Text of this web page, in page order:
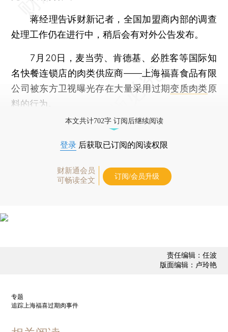
蒋经理告诉财新记者，全国加盟商内部的调查
处理工作仍在进行中，稍后会有对外公告发布。
7月20日，麦当劳、肯德基、必胜客等国际知
名快餐连锁店的肉类供应商——上海福喜食品有限
公司被东方卫视曝光存在大量采用过期变质肉类原
料的行为。
本文共计702字 订阅后继续阅读
登录 后获取已订阅的阅读权限
财新通会员
可畅读全文
订阅/会员升级
责任编辑：任波
版面编辑：卢玲艳
专题
追踪上海福喜过期肉事件